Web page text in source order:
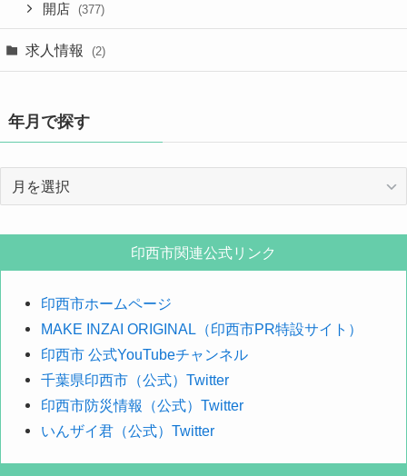
開店 (377)
求人情報 (2)
年月で探す
す
印西市関連公式リンク
印西市ホームページ
MAKE INZAI ORIGINAL（印西市PR特設サイト）
印西市 公式YouTubeチャンネル
千葉県印西市（公式）Twitter
印西市防災情報（公式）Twitter
いんザイ君（公式）Twitter